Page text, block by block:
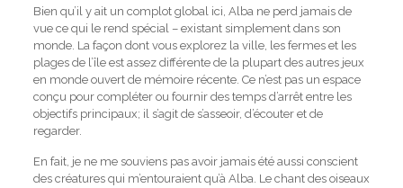
Bien qu’il y ait un complot global ici, Alba ne perd jamais de
vue ce qui le rend spécial – existant simplement dans son
monde. La façon dont vous explorez la ville, les fermes et les
plages de l’île est assez différente de la plupart des autres jeux
en monde ouvert de mémoire récente. Ce n’est pas un espace
conçu pour compléter ou fournir des temps d’arrêt entre les
objectifs principaux; il s’agit de s’asseoir, d’écouter et de
regarder.
En fait, je ne me souviens pas avoir jamais été aussi conscient
des créatures qui m’entouraient qu’à Alba. Le chant des oiseaux